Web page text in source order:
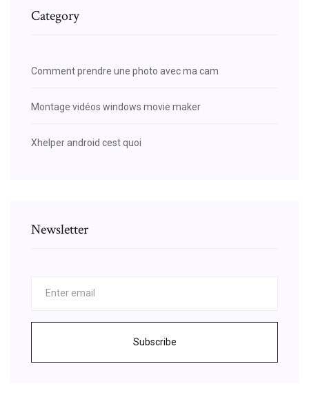
Category
Comment prendre une photo avec ma cam
Montage vidéos windows movie maker
Xhelper android cest quoi
Newsletter
Subscribe